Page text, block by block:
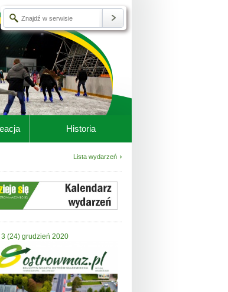
Historia
Lista wydarzeń
3 (24) grudzień 2020